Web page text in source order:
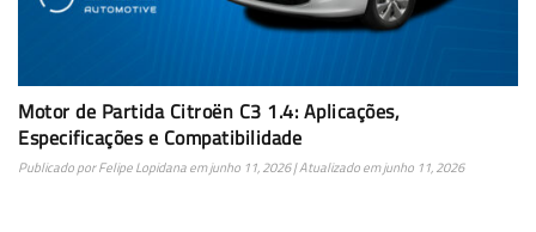
Motor de Partida Citroën C3 1.4: Aplicações,
Especificações e Compatibilidade
Publicado porFelipe Lopidanaemjunho 11, 2026| Atualizado emjunho 11, 2026